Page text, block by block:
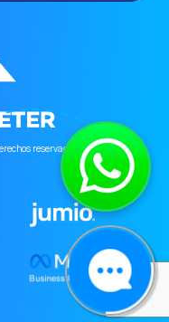
reservados